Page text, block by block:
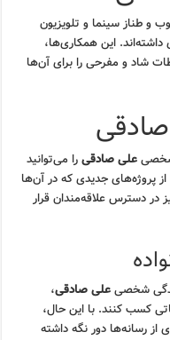
و طناز سینما و تلویزیون
داشته‌اند. این همکاری‌ها،
شاد و مفرحی را برای آن‌ها
صادقی
شخصیعلی صادقیرا می‌توانید
پروژه‌های جدیدی که در آن‌ها
در دسترس علاقه‌مندان قرار
شخصیعلی صادقی،
کسب کنند. با این حال،
رسانه‌ها دور نگه داشته